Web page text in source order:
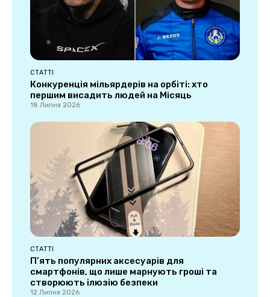
СТАТТІ
Конкуренція мільярдерів на орбіті: хто
першим висадить людей на Місяць
18 Липня 2026
СТАТТІ
П’ять популярних аксесуарів для
смартфонів, що лише марнують гроші та
створюють ілюзію безпеки
12 Липня 2026